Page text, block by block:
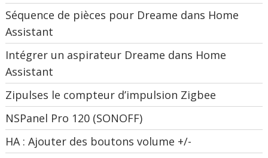
Séquence de pièces pour Dreame dans Home
Assistant
Intégrer un aspirateur Dreame dans Home
Assistant
Zipulses le compteur d’impulsion Zigbee
NSPanel Pro 120 (SONOFF)
HA : Ajouter des boutons volume +/-